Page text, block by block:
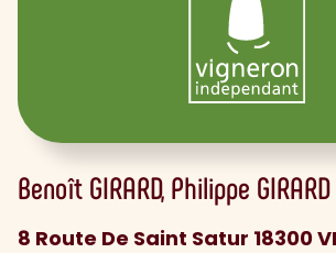
Benoît GIRARD Philippe GIRARD
8 Route De Saint Satur 18300